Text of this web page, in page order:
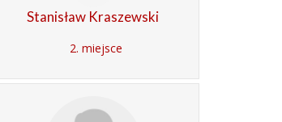
Stanisław Kraszewski
2. miejsce